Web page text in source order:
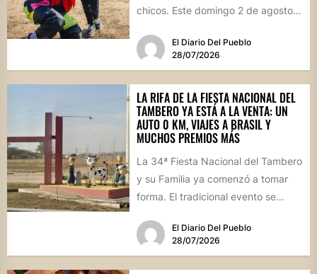
chicos. Este domingo 2 de agosto,
El Diario Del Pueblo
28/07/2026
LA RIFA DE LA FIESTA NACIONAL DEL
TAMBERO YA ESTÁ A LA VENTA: UN
AUTO 0 KM, VIAJES A BRASIL Y
MUCHOS PREMIOS MÁS
La 34ª Fiesta Nacional del Tambero
y su Familia ya comenzó a tomar
forma. El tradicional evento se
El Diario Del Pueblo
28/07/2026